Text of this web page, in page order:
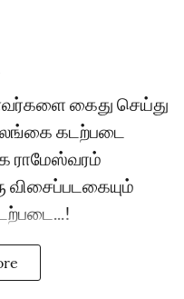
கைது செய்து
கடற்படை
ராமேஸ்வரம்
விசைப்படகையும்